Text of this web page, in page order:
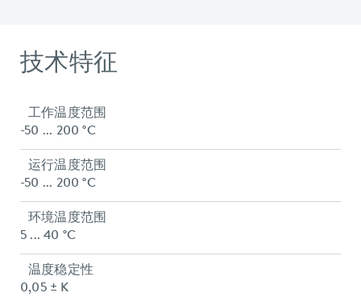
技术特征
工作温度范围
-50 ... 200 °C
运行温度范围
-50 ... 200 °C
环境温度范围
5 ... 40 °C
温度稳定性
0,05 ± K